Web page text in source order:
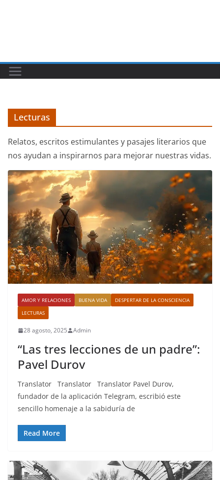
Lecturas
Relatos, escritos estimulantes y pasajes literarios que
nos ayudan a inspirarnos para mejorar nuestras vidas.
AMOR Y RELACIONES BUENA VIDA
DESPERTAR DE LA CONSCIENCIA
LECTURAS
28 agosto, 2025 Admin
“Las tres lecciones de un padre”:
Pavel Durov
Translator Translator Translator Pavel Durov,
fundador de la aplicación Telegram, escribió este
sencillo homenaje a la sabiduría de
Read More